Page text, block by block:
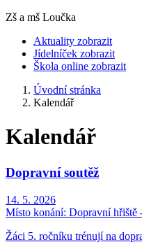
Zš a mš Loučka
Aktuality zobrazit
Jídelníček zobrazit
Škola online zobrazit
Úvodní stránka
Kalendář
Kalendář
Dopravní soutěž
14. 5. 2026
Místo konání: Dopravní hřiště
Žáci 5. ročníku trénují na